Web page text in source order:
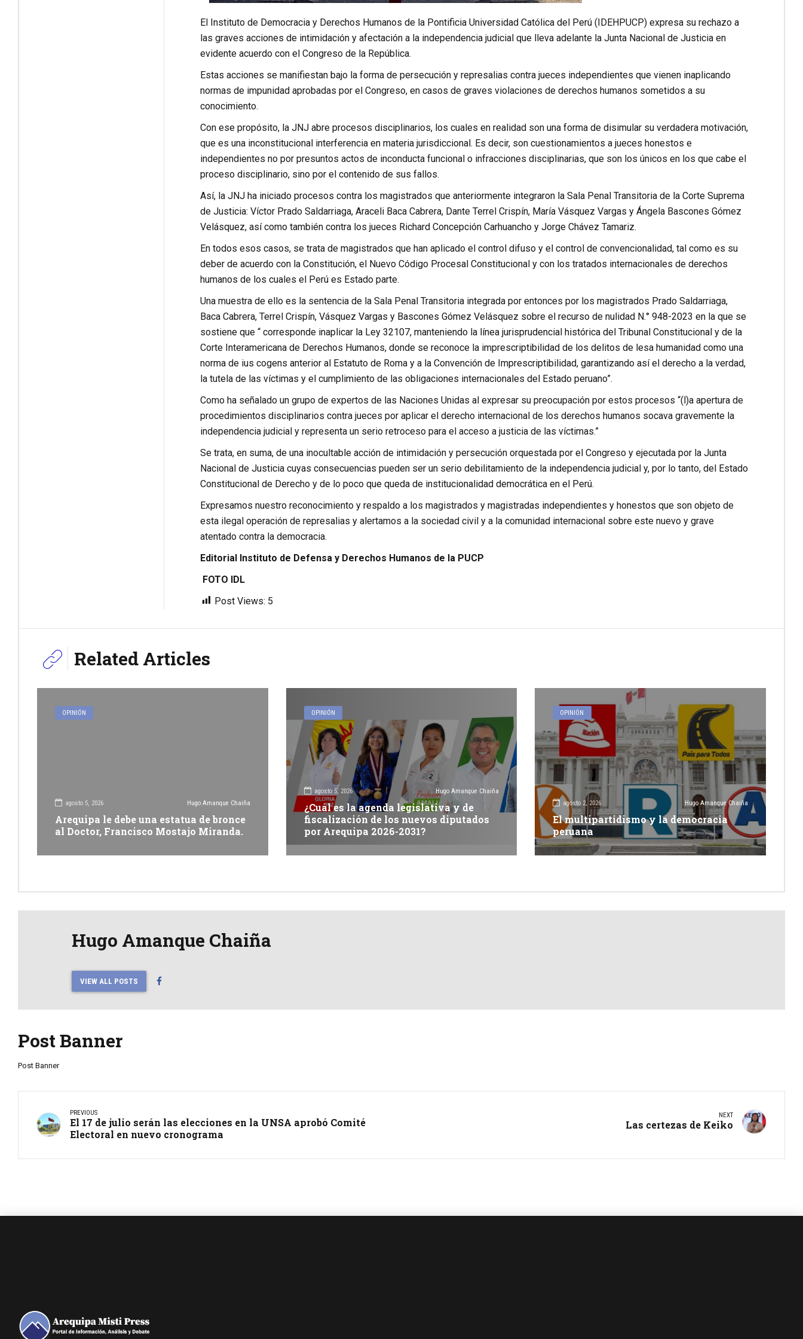
El Instituto de Democracia y Derechos Humanos de la Pontificia Universidad Católica del Perú (IDEHPUCP) expresa su rechazo a
las graves acciones de intimidación y afectación a la independencia judicial que lleva adelante la Junta Nacional de Justicia en
evidente acuerdo con el Congreso de la República.
Estas acciones se manifiestan bajo la forma de persecución y represalias contra jueces independientes que vienen inaplicando
normas de impunidad aprobadas por el Congreso, en casos de graves violaciones de derechos humanos sometidos a su
conocimiento.
Con ese propósito, la JNJ abre procesos disciplinarios, los cuales en realidad son una forma de disimular su verdadera motivación,
que es una inconstitucional interferencia en materia jurisdiccional. Es decir, son cuestionamientos a jueces honestos e
independientes no por presuntos actos de inconducta funcional o infracciones disciplinarias, que son los únicos en los que cabe el
proceso disciplinario, sino por el contenido de sus fallos.
Así, la JNJ ha iniciado procesos contra los magistrados que anteriormente integraron la Sala Penal Transitoria de la Corte Suprema
de Justicia: Víctor Prado Saldarriaga, Araceli Baca Cabrera, Dante Terrel Crispín, María Vásquez Vargas y Ángela Bascones Gómez
Velásquez, así como también contra los jueces Richard Concepción Carhuancho y Jorge Chávez Tamariz.
En todos esos casos, se trata de magistrados que han aplicado el control difuso y el control de convencionalidad, tal como es su
deber de acuerdo con la Constitución, el Nuevo Código Procesal Constitucional y con los tratados internacionales de derechos
humanos de los cuales el Perú es Estado parte.
Una muestra de ello es la sentencia de la Sala Penal Transitoria integrada por entonces por los magistrados Prado Saldarriaga,
Baca Cabrera, Terrel Crispín, Vásquez Vargas y Bascones Gómez Velásquez sobre el recurso de nulidad N.° 948-2023 en la que se
sostiene que “ corresponde inaplicar la Ley 32107, manteniendo la línea jurisprudencial histórica del Tribunal Constitucional y de la
Corte Interamericana de Derechos Humanos, donde se reconoce la imprescriptibilidad de los delitos de lesa humanidad como una
norma de ius cogens anterior al Estatuto de Roma y a la Convención de Imprescriptibilidad, garantizando así el derecho a la verdad,
la tutela de las víctimas y el cumplimiento de las obligaciones internacionales del Estado peruano”.
Como ha señalado un grupo de expertos de las Naciones Unidas al expresar su preocupación por estos procesos “(l)a apertura de
procedimientos disciplinarios contra jueces por aplicar el derecho internacional de los derechos humanos socava gravemente la
independencia judicial y representa un serio retroceso para el acceso a justicia de las víctimas.”
Se trata, en suma, de una inocultable acción de intimidación y persecución orquestada por el Congreso y ejecutada por la Junta
Nacional de Justicia cuyas consecuencias pueden ser un serio debilitamiento de la independencia judicial y, por lo tanto, del Estado
Constitucional de Derecho y de lo poco que queda de institucionalidad democrática en el Perú.
Expresamos nuestro reconocimiento y respaldo a los magistrados y magistradas independientes y honestos que son objeto de
esta ilegal operación de represalias y alertamos a la sociedad civil y a la comunidad internacional sobre este nuevo y grave
atentado contra la democracia.
Editorial Instituto de Defensa y Derechos Humanos de la PUCP
FOTO IDL
Post Views: 5
Related Articles
OPINIÓN
agosto 5, 2026 Hugo Amanque Chaiña
Arequipa le debe una estatua de bronce
al Doctor, Francisco Mostajo Miranda.
OPINIÓN
agosto 5, 2026 Hugo Amanque Chaiña
¿Cuál es la agenda legislativa y de
fiscalización de los nuevos diputados
por Arequipa 2026-2031?
OPINIÓN
agosto 2, 2026 Hugo Amanque Chaiña
El multipartidismo y la democracia
peruana
Hugo Amanque Chaiña
VIEW ALL POSTS
Post Banner
Post Banner
PREVIOUS
El 17 de julio serán las elecciones en la UNSA aprobó Comité
Electoral en nuevo cronograma
NEXT
Las certezas de Keiko